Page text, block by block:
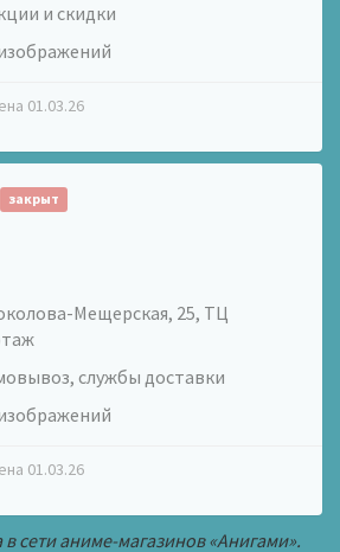
и скидки
01.03.26
закрыт
Мещерская, 25, ТЦ
службы доставки
01.03.26
сети аниме-магазинов «Анигами».